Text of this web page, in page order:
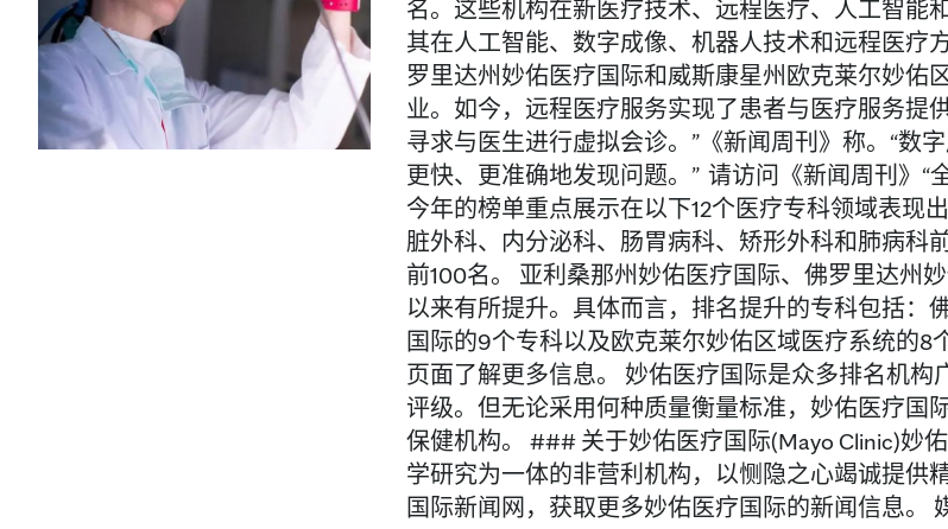
名。这些机构在新医疗技术、远程医疗、人工智能
其在人工智能、数字成像、机器人技术和远程医疗
罗里达州妙佑医疗国际和威斯康星州欧克莱尔妙佑
业。如今，远程医疗服务实现了患者与医疗服务提
寻求与医生进行虚拟会诊。”《新闻周刊》称。“数
更快、更准确地发现问题。” 请访问《新闻周刊》
今年的榜单重点展示在以下12个医疗专科领域表
脏外科、内分泌科、肠胃病科、矫形外科和肺病科
前100名。 亚利桑那州妙佑医疗国际、佛罗里达州
以来有所提升。具体而言，排名提升的专科包括：
国际的9个专科以及欧克莱尔妙佑区域医疗系统的8
页面了解更多信息。 妙佑医疗国际是众多排名机
评级。但无论采用何种质量衡量标准，妙佑医疗国
保健机构。 ### 关于妙佑医疗国际(Mayo Clinic)妙
学研究为一体的非营利机构，以恻隐之心竭诚提供
国际新闻网，获取更多妙佑医疗国际的新闻信息。